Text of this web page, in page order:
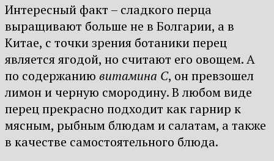
Интересный факт – сладкого перца
выращивают больше не в Болгарии, а в
Китае, с точки зрения ботаники перец
является ягодой, но считают его овощем. А
по содержанию витамина С, он превзошел
лимон и черную смородину. В любом виде
перец прекрасно подходит как гарнир к
мясным, рыбным блюдам и салатам, а также
в качестве самостоятельного блюда.